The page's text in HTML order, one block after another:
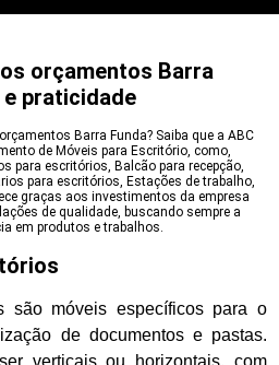
orçamentos Barra
e praticidade
Barra Funda? Saiba que a ABC
de Móveis para Escritório, como,
para escritórios, Balcão para recepção,
para escritórios, Estações de trabalho,
graças aos investimentos da empresa
de qualidade, buscando sempre a
em produtos e trabalhos.
são móveis específicos para o
de documentos e pastas.
verticais ou horizontais, com